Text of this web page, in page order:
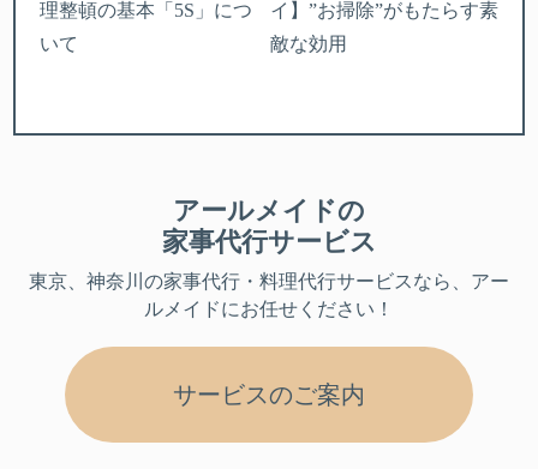
理整頓の基本「5S」につ
いて
イ】”お掃除”がもたらす素
敵な効用
アールメイドの
家事代行サービス
東京、神奈川 の家事代行・料理代行サービスなら、アー
ルメイドにお任せください！
サービスのご案内